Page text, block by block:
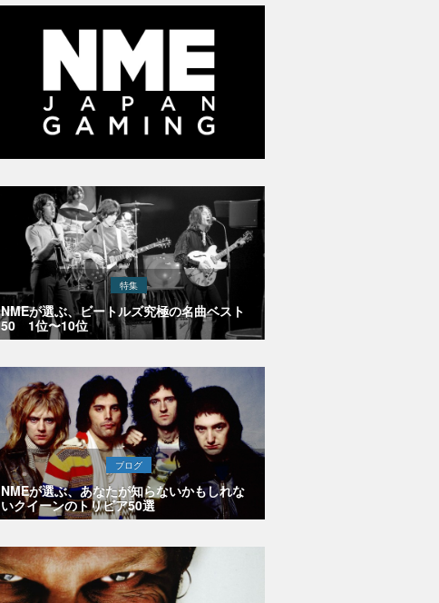
特集
NMEが選ぶ、ビートルズ究極の名曲ベスト
50 1位〜10位
ブログ
NMEが選ぶ、あなたが知らないかもしれな
いクイーンのトリビア50選